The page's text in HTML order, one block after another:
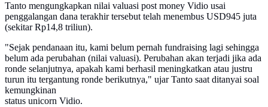
Tanto mengungkapkan nilai valuasi post money Vidio usai
penggalangan dana terakhir tersebut telah menembus USD945 juta
(sekitar Rp14,8 triliun).
"Sejak pendanaan itu, kami belum pernah fundraising lagi sehingga
belum ada perubahan (nilai valuasi). Perubahan akan terjadi jika ada
ronde selanjutnya, apakah kami berhasil meningkatkan atau justru
turun itu tergantung ronde berikutnya," ujar Tanto saat ditanyai soal
kemungkinan
status unicorn Vidio.